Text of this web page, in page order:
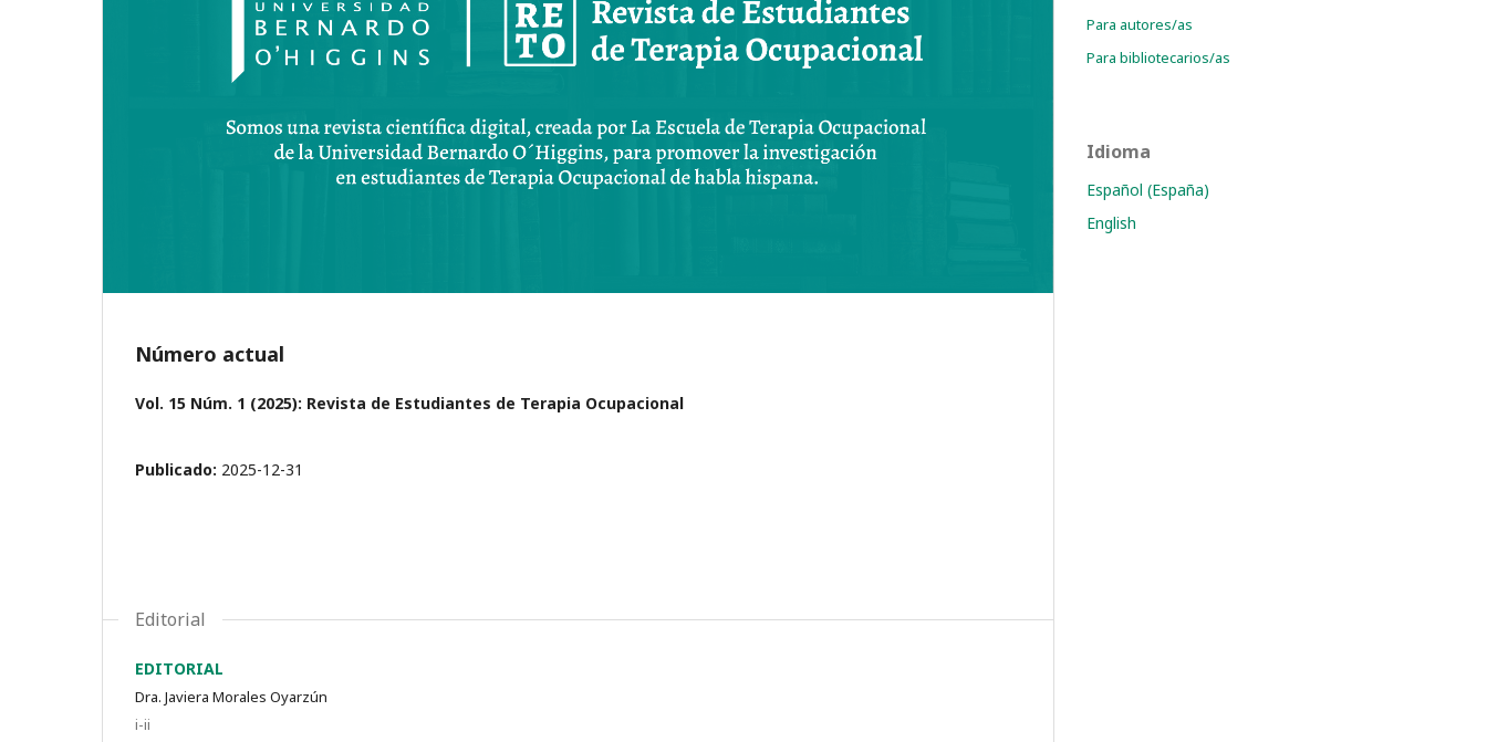
Número actual
Vol. 15 Núm. 1 (2025): Revista de Estudiantes de Terapia Ocupacional
Publicado: 2025-12-31
Editorial
EDITORIAL
Dra. Javiera Morales Oyarzún
i-ii
Para autores/as
Para bibliotecarios/as
Idioma
Español (España)
English